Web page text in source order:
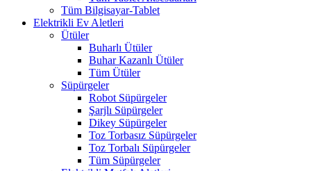
Tüm Bilgisayar-Tablet
Elektrikli Ev Aletleri
Ütüler
Buharlı Ütüler
Buhar Kazanlı Ütüler
Tüm Ütüler
Süpürgeler
Robot Süpürgeler
Şarjlı Süpürgeler
Dikey Süpürgeler
Toz Torbasız Süpürgeler
Toz Torbalı Süpürgeler
Tüm Süpürgeler